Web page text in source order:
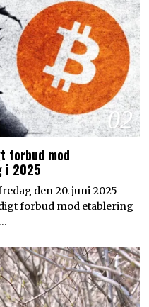
02
forbud mod
i 2025
den 20. juni 2025
forbud mod etablering